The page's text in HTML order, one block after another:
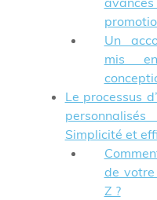
Un
mis
Le processus
Simplicité et
de
Z ?